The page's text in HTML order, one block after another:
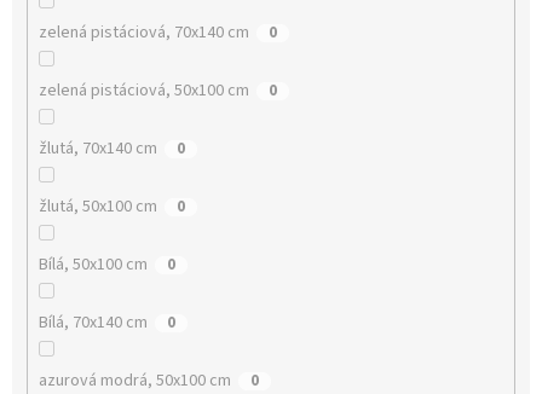
zelená pistáciová, 70x140 cm 0
zelená pistáciová, 50x100 cm 0
žlutá, 70x140 cm 0
žlutá, 50x100 cm 0
Bílá, 50x100 cm 0
Bílá, 70x140 cm 0
azurová modrá, 50x100 cm 0